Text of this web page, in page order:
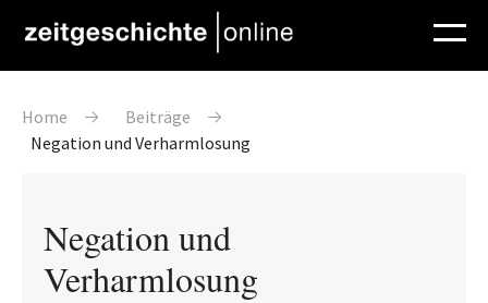
Pfadnavigation
Home
Beiträge
Negation und Verharmlosung
Negation und
Verharmlosung